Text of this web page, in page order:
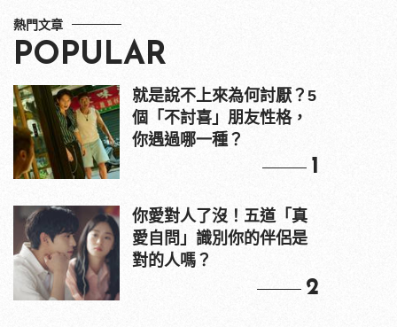
熱門文章
POPULAR
就是說不上來為何討厭？5
個「不討喜」朋友性格，
你遇過哪一種？
1
你愛對人了沒！五道「真
愛自問」識別你的伴侶是
對的人嗎？
2